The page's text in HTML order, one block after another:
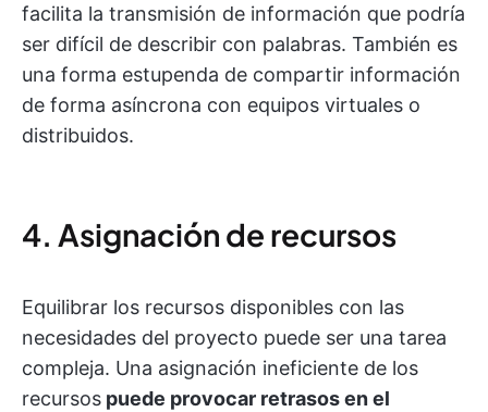
facilita la transmisión de información que podría
ser difícil de describir con palabras. También es
una forma estupenda de compartir información
de forma asíncrona con equipos virtuales o
distribuidos.
4. Asignación de recursos
Equilibrar los recursos disponibles con las
necesidades del proyecto puede ser una tarea
compleja. Una asignación ineficiente de los
recursos puede provocar retrasos en el